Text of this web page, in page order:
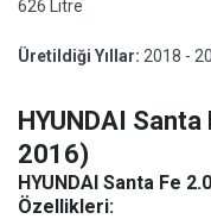
626 Litre
Üretildiği Yıllar: 2018 -
HYUNDAI
2016)
HYUNDAI Santa Fe
Özellikleri: